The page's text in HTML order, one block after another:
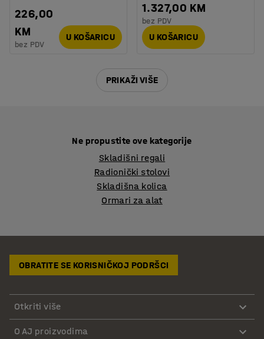
226,00
KM
bez PDV
U KOŠARICU
1.327,00 KM
bez PDV
U KOŠARICU
PRIKAŽI VIŠE
Ne propustite ove kategorije
Skladišni regali
Radionički stolovi
Skladišna kolica
Ormari za alat
OBRATITE SE KORISNIČKOJ PODRŠCI
Otkriti više
O AJ proizvodima